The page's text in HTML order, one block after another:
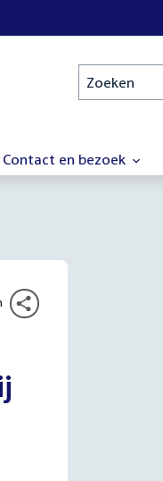
Zoeken
Contact en bezoek